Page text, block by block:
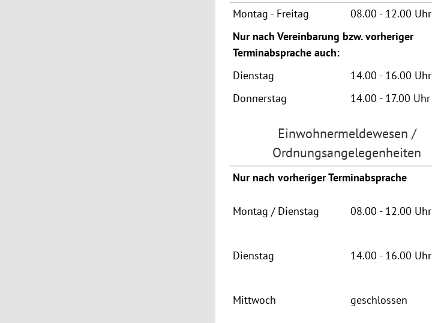
Montag - Freitag
08.00 - 12.00 Uhr
Nur nach Vereinbarung bzw. vorheriger
Terminabsprache auch:
Dienstag
14.00 - 16.00 Uhr
Donnerstag
14.00 - 17.00 Uhr
Einwohnermeldewesen /
Ordnungsangelegenheiten
Nur nach vorheriger Terminabsprache
Montag / Dienstag 08.00 - 12.00 Uhr
Dienstag 14.00 - 16.00 Uhr
Mittwoch geschlossen